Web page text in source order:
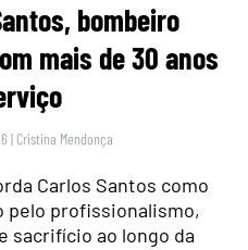
bombeiro
mais de 30 anos
| Cristina Mendonça
Carlos Santos como
pelo profissionalismo,
sacrifício ao longo da